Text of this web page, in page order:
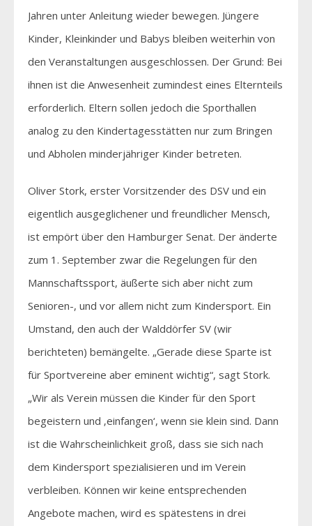
Jahren unter Anleitung wieder bewegen. Jüngere
Kinder, Kleinkinder und Babys bleiben weiterhin von
den Veranstaltungen ausgeschlossen. Der Grund: Bei
ihnen ist die Anwesenheit zumindest eines Elternteils
erforderlich. Eltern sollen jedoch die Sporthallen
analog zu den Kindertagesstätten nur zum Bringen
und Abholen minderjähriger Kinder betreten.
Oliver Stork, erster Vorsitzender des DSV und ein
eigentlich ausgeglichener und freundlicher Mensch,
ist empört über den Hamburger Senat. Der änderte
zum 1. September zwar die Regelungen für den
Mannschaftssport, äußerte sich aber nicht zum
Senioren-, und vor allem nicht zum Kindersport. Ein
Umstand, den auch der Walddörfer SV (wir
berichteten) bemängelte. „Gerade diese Sparte ist
für Sportvereine aber eminent wichtig“, sagt Stork.
„Wir als Verein müssen die Kinder für den Sport
begeistern und ‚einfangen‘, wenn sie klein sind. Dann
ist die Wahrscheinlichkeit groß, dass sie sich nach
dem Kindersport spezialisieren und im Verein
verbleiben. Können wir keine entsprechenden
Angebote machen, wird es spätestens in drei